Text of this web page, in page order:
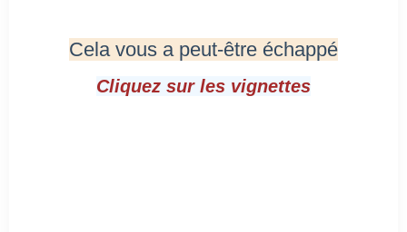
Cela vous a peut-être échappé
Cliquez sur les vignettes